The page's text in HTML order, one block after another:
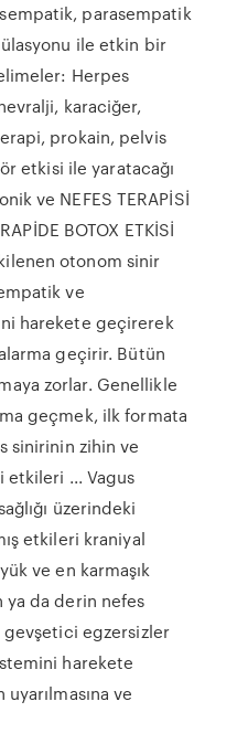
parasempatik
ile etkin bir
Herpes
karaciğer,
prokain, pelvis
etkisi ile yaratacağı
ve NEFES TERAPİSİ
BOTOX ETKİSİ
otonom sinir
ve
harekete geçirerek
geçirir. Bütün
zorlar. Genellikle
geçmek, ilk formata
sinirinin zihin ve
etkileri ... Vagus
üzerindeki
etkileri kraniyal
ve en karmaşık
ya da derin nefes
gevşetici egzersizler
harekete
ve